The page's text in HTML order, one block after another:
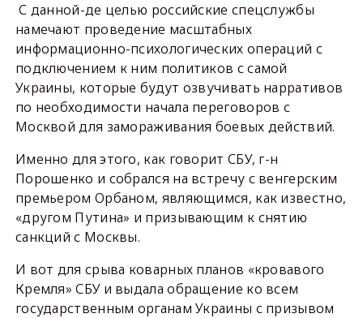
С данной-де целью российские спецслужбы
намечают проведение масштабных
информационно-психологических операций с
подключением к ним политиков с самой
Украины, которые будут озвучивать нарративов
по необходимости начала переговоров с
Москвой для замораживания боевых действий.
Именно для этого, как говорит СБУ, г-н
Порошенко и собрался на встречу с венгерским
премьером Орбаном, являющимся, как известно,
«другом Путина» и призывающим к снятию
санкций с Москвы.
И вот для срыва коварных планов «кровавого
Кремля» СБУ и выдала обращение ко всем
государственным органам Украины с призывом